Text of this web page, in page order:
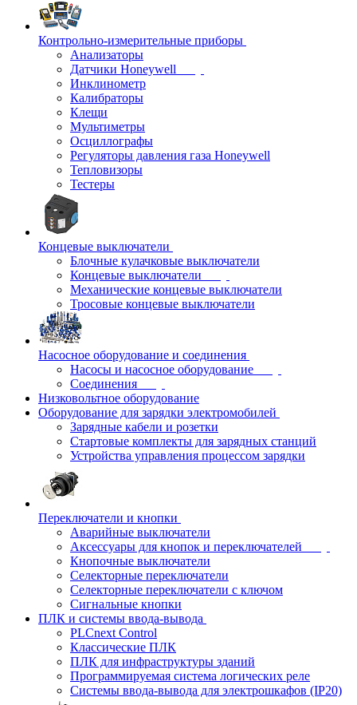
Контрольно-измерительные приборы
Анализаторы
Датчики Honeywell
Инклинометр
Калибраторы
Клещи
Мультиметры
Осциллографы
Регуляторы давления газа Honeywell
Тепловизоры
Тестеры
Концевые выключатели
Блочные кулачковые выключатели
Концевые выключатели
Механические концевые выключатели
Тросовые концевые выключатели
Насосное оборудование и соединения
Насосы и насосное оборудование
Соединения
Низковольтное оборудование
Оборудование для зарядки электромобилей
Зарядные кабели и розетки
Стартовые комплекты для зарядных станций
Устройства управления процессом зарядки
Переключатели и кнопки
Аварийные выключатели
Аксессуары для кнопок и переключателей
Кнопочные выключатели
Селекторные переключатели
Селекторные переключатели с ключом
Сигнальные кнопки
ПЛК и системы ввода-вывода
PLCnext Control
Классические ПЛК
ПЛК для инфраструктуры зданий
Программируемая система логических реле
Системы ввода-вывода для электрошкафов (IP20)